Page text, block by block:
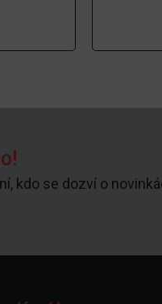
kdo se dozví o